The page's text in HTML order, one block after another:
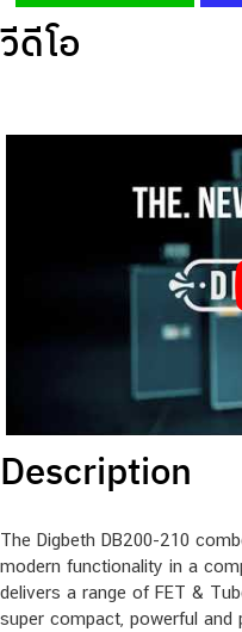
วีดีโอ
Description
The Digbeth DB200-210
modern functionality in a
delivers a range of FET &
super compact, powerful and